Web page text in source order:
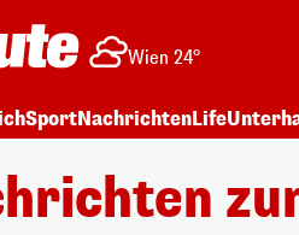
Wien 24°
SportNachrichtenLife